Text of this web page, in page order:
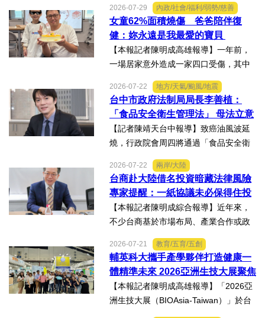
賽」及「2026WBAGlobalTripleChallen
ge全球美學現場賽」，展現紮實專業實
力，師生聯手勇奪四金、...
2026-07-29 內政/社會/福利/弱勢/慈善
女童62%面積燒傷 爸爸陪伴復
健：妳永遠是我最愛的寶貝
【本報記者陳明成高雄報導】一年前，
一場居家意外造成一家四口受傷，其中
燒傷，在加護病房搶救超過兩個月，並
歷經在陽光基金會近一年的漫長復復健
及陪伴下，芸芸將於八月重返...
2026-07-22 地方/天氣/颱風/地震
台中市政府法制局局長李善植：
「食品安全衛生管理法」 母法立意
良善但子法標準過於寬鬆、處罰欠
缺嚇阻力、第一線缺乏足夠的人力
【記者陳靖天台中報導】致癌油風波延
燒，行政院會周四將通過「食品安全衛
說明十大修法重點，其中增訂地方主管
機關風險導向查核機制、強化業者異常
通報責任及加重通報不實處...
2026-07-22 兩岸/大陸
台商赴大陸借名投資暗藏法律風險
專家提醒：一紙協議未必保得住投
資權益
【本報記者陳明成綜合報導】近年來，
不少台商基於市場布局、產業合作或政
陸。然而，看似便利的投資模式，卻可
能隱藏股權歸屬、投資收益、經營控制
權及法律責任等風險，一旦...
2026-07-21 教育/五育/五創
輔英科大攜手產學夥伴打造健康一
體精準未來 2026亞洲生技大展聚焦
精準健康創新實力
【本報記者陳明成高雄報導】「2026亞
洲生技大展（BIOAsia-Taiwan）」於台